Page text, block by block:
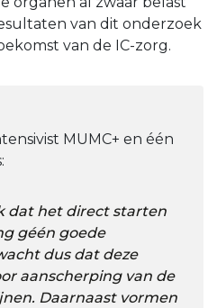
van dit onderzoek
van de IC-zorg.
MUMC+ en één
dat het direct starten
géén goede
dus dat deze
aanscherping van de
Daarnaast vormen